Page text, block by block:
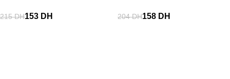
215DH153 DH 204DH158 DH